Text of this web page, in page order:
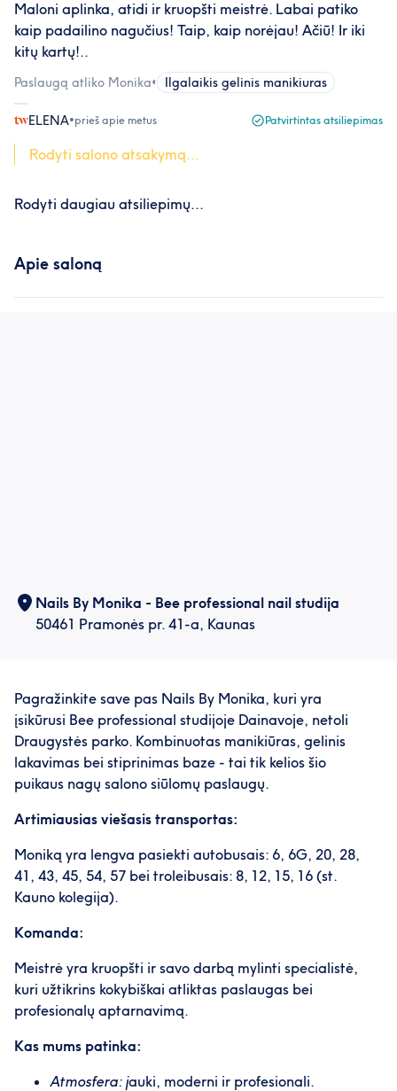
Maloni aplinka, atidi ir kruopšti meistrė. Labai patiko
kaip padailino nagučius! Taip, kaip norėjau! Ačiū! Ir iki
kitų kartų!..
Paslaugą atliko Monika• Ilgalaikis gelinis manikiuras
ELENA•prieš apie metus Patvirtintas atsiliepimas
Rodyti salono atsakymą...
Rodyti daugiau atsiliepimų...
Apie saloną
Nails By Monika - Bee professional nail studija
50461 Pramonės pr. 41-a, Kaunas
Pagražinkite save pas Nails By Monika, kuri yra
įsikūrusi Bee professional studijoje Dainavoje, netoli
Draugystės parko. Kombinuotas manikiūras, gelinis
lakavimas bei stiprinimas baze - tai tik kelios šio
puikaus nagų salono siūlomų paslaugų.
Artimiausias viešasis transportas:
Moniką yra lengva pasiekti autobusais: 6, 6G, 20, 28,
41, 43, 45, 54, 57 bei troleibusais: 8, 12, 15, 16 (st.
Kauno kolegija).
Komanda:
Meistrė yra kruopšti ir savo darbą mylinti specialistė,
kuri užtikrins kokybiškai atliktas paslaugas bei
profesionalų aptarnavimą.
Kas mums patinka:
Atmosfera: jauki, moderni ir profesionali.